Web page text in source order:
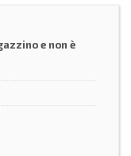
e non è